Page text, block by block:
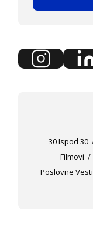
30 Ispod 30
Filmovi
Poslovne Vesti